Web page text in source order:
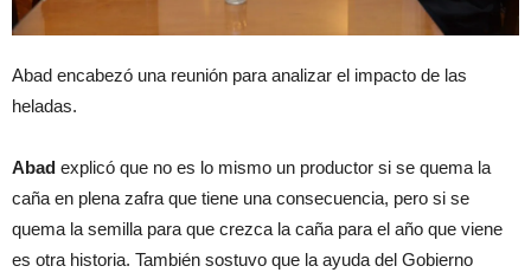
Abad encabezó una reunión para analizar el impacto de las
heladas.
Abad explicó que no es lo mismo un productor si se quema la
caña en plena zafra que tiene una consecuencia, pero si se
quema la semilla para que crezca la caña para el año que viene
es otra historia. También sostuvo que la ayuda del Gobierno